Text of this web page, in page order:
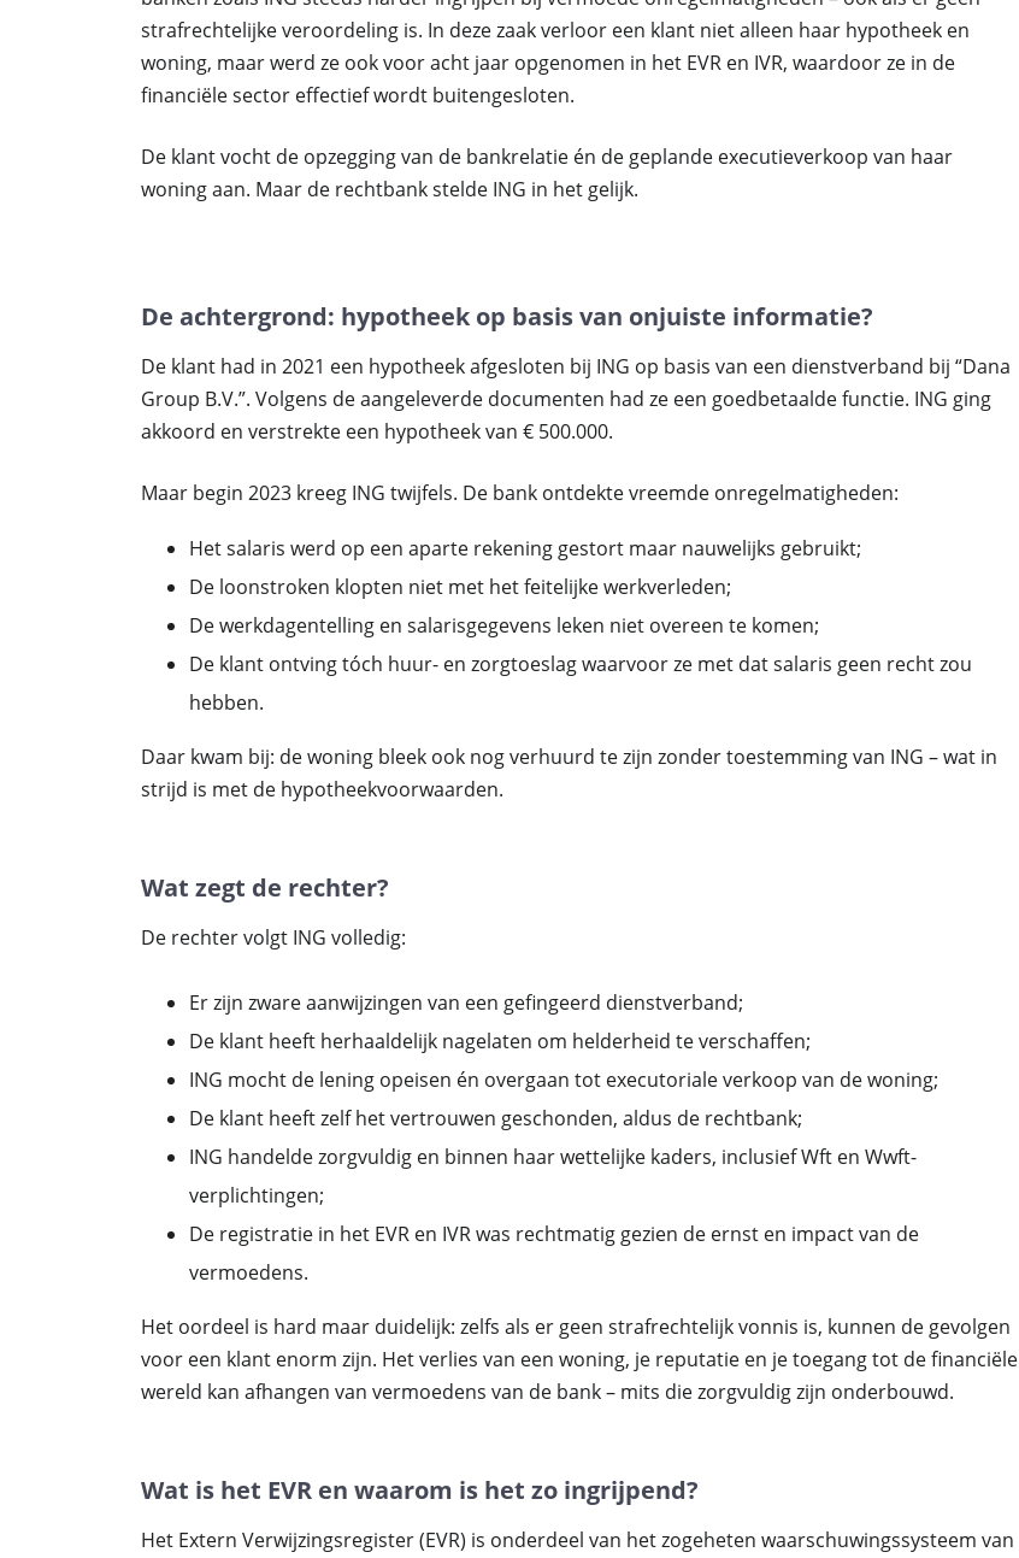
strafrechtelijke veroordeling is. In deze zaak verloor een klant niet alleen haar hypotheek en
woning, maar werd ze ook voor acht jaar opgenomen in het EVR en IVR, waardoor ze in de
financiële sector effectief wordt buitengesloten.
De klant vocht de opzegging van de bankrelatie én de geplande executieverkoop van haar
woning aan. Maar de rechtbank stelde ING in het gelijk.
De achtergrond: hypotheek op basis van onjuiste informatie?
De klant had in 2021 een hypotheek afgesloten bij ING op basis van een dienstverband bij “Dana
Group B.V.”. Volgens de aangeleverde documenten had ze een goedbetaalde functie. ING ging
akkoord en verstrekte een hypotheek van € 500.000.
Maar begin 2023 kreeg ING twijfels. De bank ontdekte vreemde onregelmatigheden:
Het salaris werd op een aparte rekening gestort maar nauwelijks gebruikt;
De loonstroken klopten niet met het feitelijke werkverleden;
De werkdagentelling en salarisgegevens leken niet overeen te komen;
De klant ontving tóch huur- en zorgtoeslag waarvoor ze met dat salaris geen recht zou
hebben.
Daar kwam bij: de woning bleek ook nog verhuurd te zijn zonder toestemming van ING – wat in
strijd is met de hypotheekvoorwaarden.
Wat zegt de rechter?
De rechter volgt ING volledig:
Er zijn zware aanwijzingen van een gefingeerd dienstverband;
De klant heeft herhaaldelijk nagelaten om helderheid te verschaffen;
ING mocht de lening opeisen én overgaan tot executoriale verkoop van de woning;
De klant heeft zelf het vertrouwen geschonden, aldus de rechtbank;
ING handelde zorgvuldig en binnen haar wettelijke kaders, inclusief Wft en Wwft-
verplichtingen;
De registratie in het EVR en IVR was rechtmatig gezien de ernst en impact van de
vermoedens.
Het oordeel is hard maar duidelijk: zelfs als er geen strafrechtelijk vonnis is, kunnen de gevolgen
voor een klant enorm zijn. Het verlies van een woning, je reputatie en je toegang tot de financiële
wereld kan afhangen van vermoedens van de bank – mits die zorgvuldig zijn onderbouwd.
Wat is het EVR en waarom is het zo ingrijpend?
Het Extern Verwijzingsregister (EVR) is onderdeel van het zogeheten waarschuwingssysteem van